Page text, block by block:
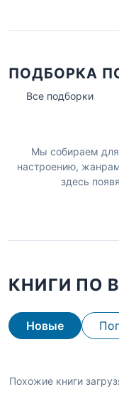
ПОДБОРКА
Все подборки
Мы собираем
настроению,
здесь
КНИГИ ПО
Новые
Похожие книги